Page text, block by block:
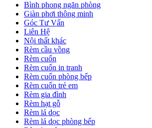
Bình phong ngăn phòng
Giàn phơi thông minh
Góc Tư Vấn
Liên Hệ
Nội thất khác
Rèm cầu vồng
Rèm cuốn
Rèm cuốn in tranh
Rèm cuốn phòng bếp
Rèm cuốn trẻ em
Rèm gia đình
Rèm hạt gỗ
Rèm lá dọc
Rèm lá dọc phòng bếp